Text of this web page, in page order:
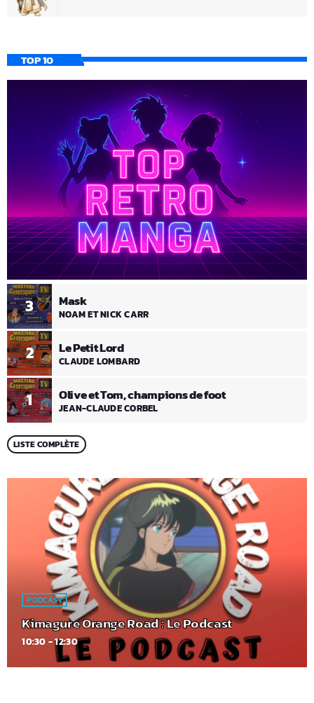
TOP 10
1 Olive et Tom, champions de foot
JEAN-CLAUDE CORBEL
2 Le Petit Lord
CLAUDE LOMBARD
3 Mask
NOAM ET NICK CARR
LISTE COMPLÈTE
PODCAST
Kimagure Orange Road : Le Podcast
10:30 - 12:30